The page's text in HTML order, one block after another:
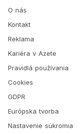
O nás
Kontakt
Reklama
Kariéra v Azete
Pravidlá používania
Cookies
GDPR
Európska tvorba
Nastavenie súkromia